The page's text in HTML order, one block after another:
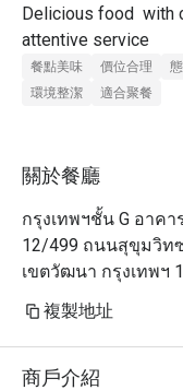
Delicious food  with
餐點美味 價位合理
環境整潔
適合聚餐
關於餐廳
กรุงเทพฯชั้น G อาค
12/499 ถนนสุขุมวิท
เขตวัฒนา กรุงเทพฯ
複製地址
商戶介紹